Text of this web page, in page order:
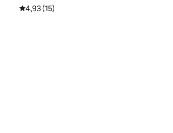
Средна оценка: 4,93 от 5, 15 отзива
4,93 (15)